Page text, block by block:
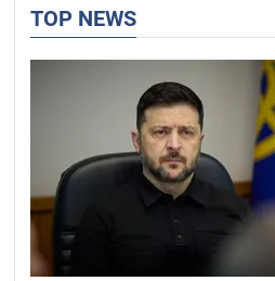
TOP NEWS